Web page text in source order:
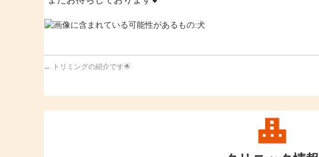
← トリミングの紹介です🌟